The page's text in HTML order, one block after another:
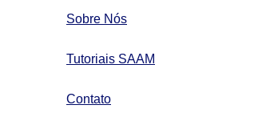
Sobre Nós
Tutoriais SAAM
Contato